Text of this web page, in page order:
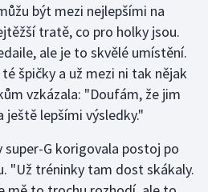
být mezi nejlepšími na
tratě, co pro holky jsou.
ale je to skvělé umístění.
špičky a už mezi ni tak nějak
vzkázala: "Doufám, že jim
lepšími výsledky."
G korigovala postoj po
"Už tréninky tam dost skákaly.